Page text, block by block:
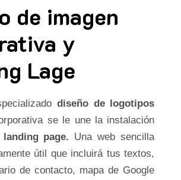
de imagen
y
Lage
diseño de logotipos
se le une la instalación
landing page. Una web sencilla
útil que incluirá tus textos,
de contacto, mapa de Google